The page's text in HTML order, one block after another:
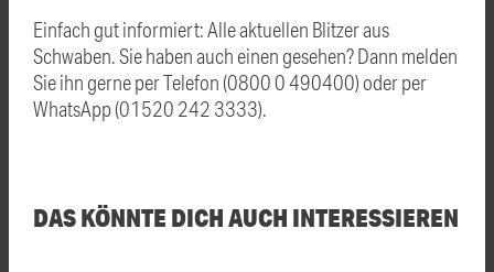
Einfach gut informiert: Alle aktuellen Blitzer aus
Schwaben. Sie haben auch einen gesehen? Dann melden
Sie ihn gerne per Telefon (0800 0 490400) oder per
WhatsApp (01520 242 3333).
DAS KÖNNTE DICH AUCH INTERESSIEREN